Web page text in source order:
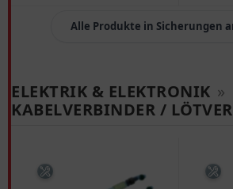
Alle Produkte in Sicherungen
ELEKTRIK & ELEKTRONIK »
KABELVERBINDER /